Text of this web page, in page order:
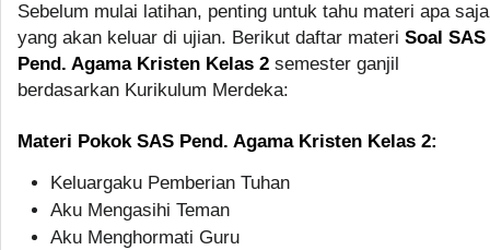
Sebelum mulai latihan, penting untuk tahu materi apa saja
yang akan keluar di ujian. Berikut daftar materi Soal SAS
Pend. Agama Kristen Kelas 2 semester ganjil
berdasarkan Kurikulum Merdeka:
Materi Pokok SAS Pend. Agama Kristen Kelas 2:
Keluargaku Pemberian Tuhan
Aku Mengasihi Teman
Aku Menghormati Guru